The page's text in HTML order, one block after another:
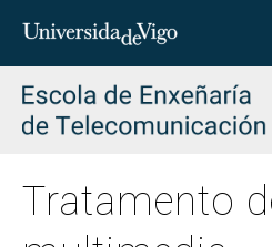
Introduce
para
buscar
Tratamento